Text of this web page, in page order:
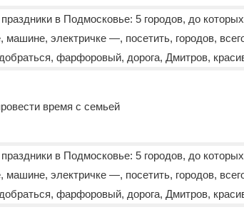
время с семьей